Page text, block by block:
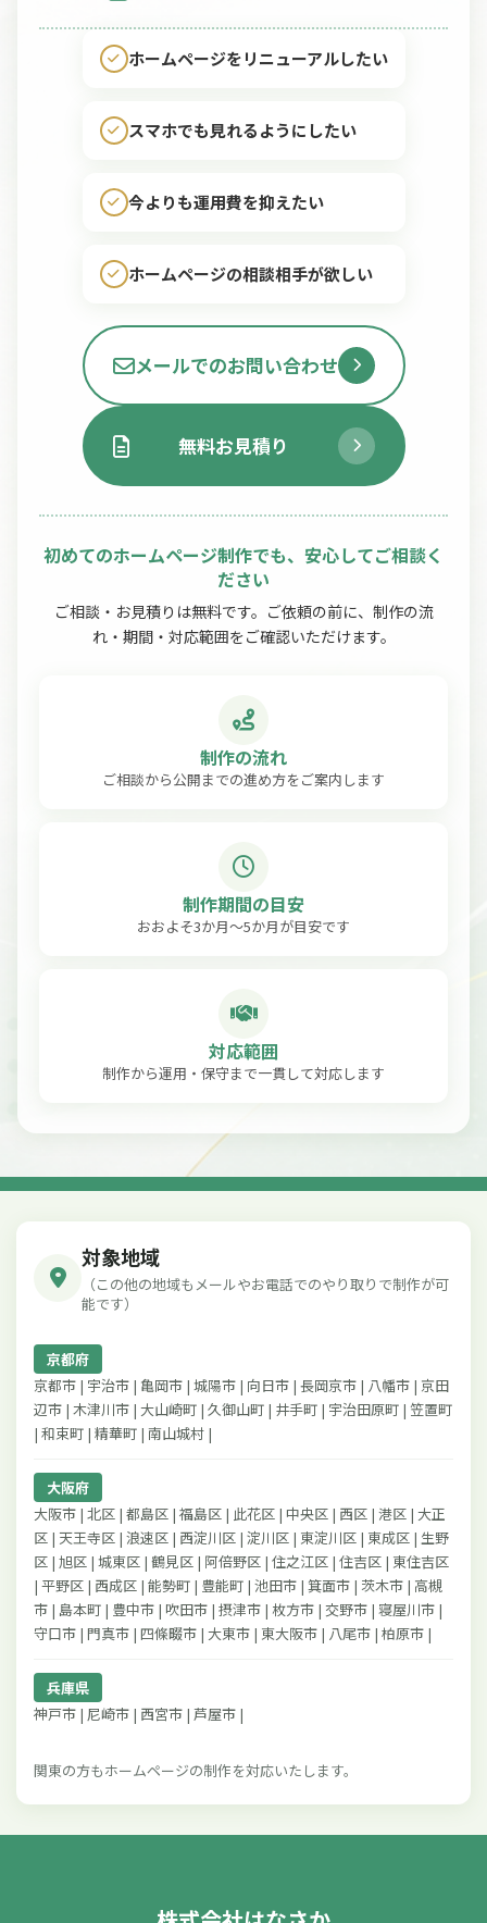
ホームページをリニューアルしたい
スマホでも見れるようにしたい
今よりも運用費を抑えたい
ホームページの相談相手が欲しい
メールでのお問い合わせ
無料お見積り
初めてのホームページ制作でも、安心してご相談く
ださい
ご相談・お見積りは無料です。ご依頼の前に、制作の流
れ・期間・対応範囲をご確認いただけます。
制作の流れ
ご相談から公開までの進め方をご案内します
制作期間の目安
おおよそ3か月〜5か月が目安です
対応範囲
制作から運用・保守まで一貫して対応します
対象地域
（この他の地域もメールやお電話でのやり取りで制作が可
能です）
京都府
京都市 | 宇治市 | 亀岡市 | 城陽市 | 向日市 | 長岡京市 | 八幡市 | 京田
辺市 | 木津川市 | 大山崎町 | 久御山町 | 井手町 | 宇治田原町 | 笠置町
| 和束町 | 精華町 | 南山城村 |
大阪府
大阪市 | 北区 | 都島区 | 福島区 | 此花区 | 中央区 | 西区 | 港区 | 大正
区 | 天王寺区 | 浪速区 | 西淀川区 | 淀川区 | 東淀川区 | 東成区 | 生野
区 | 旭区 | 城東区 | 鶴見区 | 阿倍野区 | 住之江区 | 住吉区 | 東住吉区
| 平野区 | 西成区 | 能勢町 | 豊能町 | 池田市 | 箕面市 | 茨木市 | 高槻
市 | 島本町 | 豊中市 | 吹田市 | 摂津市 | 枚方市 | 交野市 | 寝屋川市 |
守口市 | 門真市 | 四條畷市 | 大東市 | 東大阪市 | 八尾市 | 柏原市 |
兵庫県
神戸市 | 尼崎市 | 西宮市 | 芦屋市 |
関東の方もホームページの制作を対応いたします。